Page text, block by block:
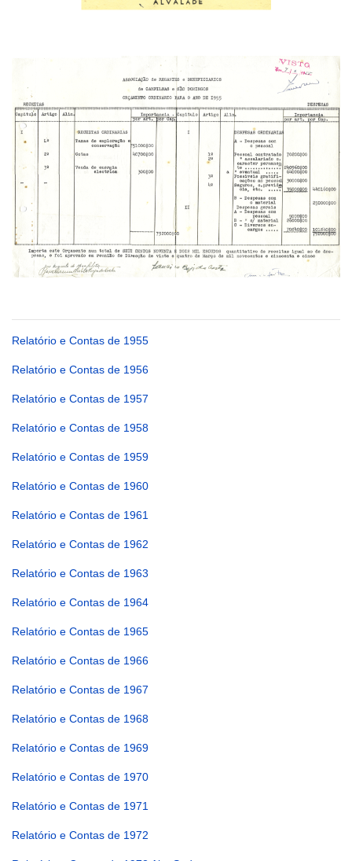
Relatório e Contas de 1955
Relatório e Contas de 1956
Relatório e Contas de 1957
Relatório e Contas de 1958
Relatório e Contas de 1959
Relatório e Contas de 1960
Relatório e Contas de 1961
Relatório e Contas de 1962
Relatório e Contas de 1963
Relatório e Contas de 1964
Relatório e Contas de 1965
Relatório e Contas de 1966
Relatório e Contas de 1967
Relatório e Contas de 1968
Relatório e Contas de 1969
Relatório e Contas de 1970
Relatório e Contas de 1971
Relatório e Contas de 1972